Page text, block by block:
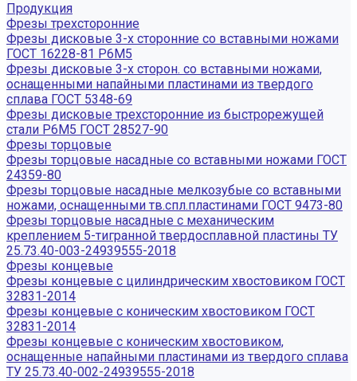
Продукция
Фрезы трехсторонние
Фрезы дисковые 3-х сторонние со вставными ножами
ГОСТ 16228-81 Р6М5
Фрезы дисковые 3-х сторон. со вставными ножами,
оснащенными напайными пластинами из твердого
сплава ГОСТ 5348-69
Фрезы дисковые трехсторонние из быстрорежущей
стали Р6М5 ГОСТ 28527-90
Фрезы торцовые
Фрезы торцовые насадные со вставными ножами ГОСТ
24359-80
Фрезы торцовые насадные мелкозубые со вставными
ножами, оснащенными тв.спл.пластинами ГОСТ 9473-80
Фрезы торцовые насадные с механическим
креплением 5-тигранной твердосплавной пластины ТУ
25.73.40-003-24939555-2018
Фрезы концевые
Фрезы концевые с цилиндрическим хвостовиком ГОСТ
32831-2014
Фрезы концевые с коническим хвостовиком ГОСТ
32831-2014
Фрезы концевые с коническим хвостовиком,
оснащенные напайными пластинами из твердого сплава
ТУ 25.73.40-002-24939555-2018